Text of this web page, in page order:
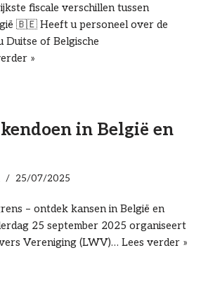
fiscale verschillen tussen
🇧🇪 Heeft u personeel over de
of Belgische
»
in België en
25/07/2025
– ontdek kansen in België en
25 september 2025 organiseert
Vereniging (LWV)… Lees verder »